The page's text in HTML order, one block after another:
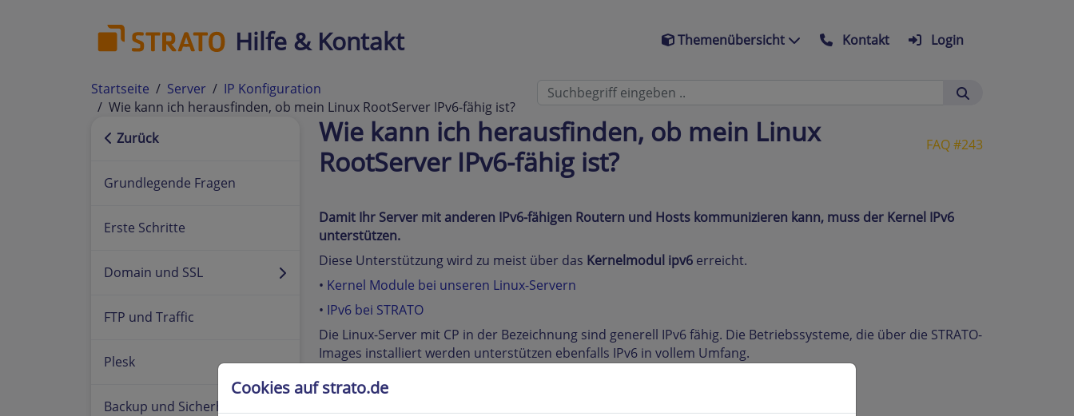
Hilfe & Kontakt Themenübersicht Kontakt Login
Startseite Server
IP Konfiguration
Wie kann ich herausfinden, ob mein Linux RootServer IPv6-fähig ist?
Zurück
Grundlegende Fragen
Erste Schritte
Domain und SSL
FTP und Traffic
Plesk
Backup und Sicherheit
FAQ #243
Wie kann ich herausfinden, ob mein Linux
RootServer IPv6-fähig ist?
Damit Ihr Server mit anderen IPv6-fähigen Routern und Hosts kommunizieren kann, muss der Kernel IPv6
unterstützen.
Diese Unterstützung wird zu meist über das Kernelmodul ipv6 erreicht.
• Kernel Module bei unseren Linux-Servern
• IPv6 bei STRATO
Die Linux-Server mit CP in der Bezeichnung sind generell IPv6 fähig. Die Betriebssysteme, die über die STRATO-
Images installiert werden unterstützen ebenfalls IPv6 in vollem Umfang.
Mit den folgenden Methoden können Sie feststellen, ob Ihr Server IPv6-fähig ist:
Cookies auf strato.de